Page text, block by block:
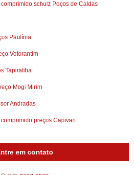
schulz Poços de Caldas
Paulínia
Votorantim
Tapiratiba
Mogi Mirim
Andradas
preços Capivari
em contato